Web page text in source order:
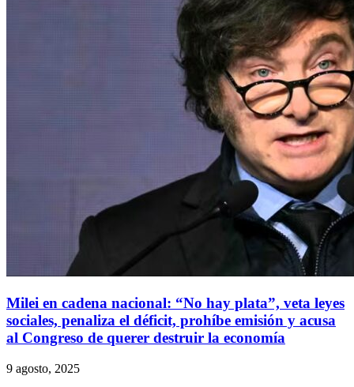
Milei en cadena nacional: “No hay plata”, veta leyes
sociales, penaliza el déficit, prohíbe emisión y acusa
al Congreso de querer destruir la economía
9 agosto, 2025